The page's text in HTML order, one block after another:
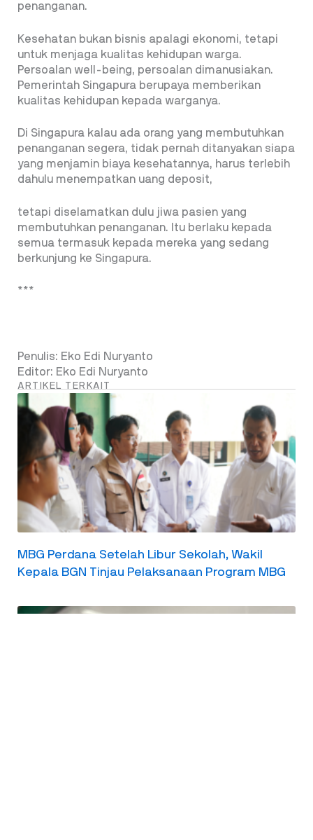
penanganan.
Kesehatan bukan bisnis apalagi ekonomi, tetapi
untuk menjaga kualitas kehidupan warga.
Persoalan well-being, persoalan dimanusiakan.
Pemerintah Singapura berupaya memberikan
kualitas kehidupan kepada warganya.
Di Singapura kalau ada orang yang membutuhkan
penanganan segera, tidak pernah ditanyakan siapa
yang menjamin biaya kesehatannya, harus terlebih
dahulu menempatkan uang deposit,
tetapi diselamatkan dulu jiwa pasien yang
membutuhkan penanganan. Itu berlaku kepada
semua termasuk kepada mereka yang sedang
berkunjung ke Singapura.
***
Penulis: Eko Edi Nuryanto
Editor: Eko Edi Nuryanto
ARTIKEL TERKAIT
MBG Perdana Setelah Libur Sekolah, Wakil
Kepala BGN Tinjau Pelaksanaan Program MBG